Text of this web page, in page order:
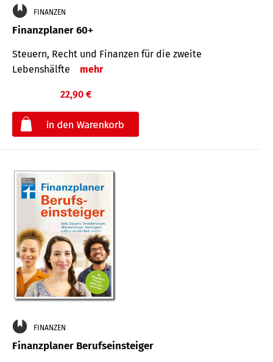
FINANZEN
Finanzplaner 60+
Steuern, Recht und Finanzen für die zweite
Lebenshälfte
mehr
22,90 €
FINANZEN
Finanzplaner Berufseinsteiger